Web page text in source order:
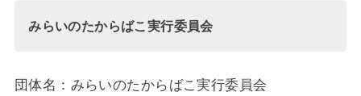
みらいのたからばこ実行委員会
団体名：みらいのたからばこ実行委員会